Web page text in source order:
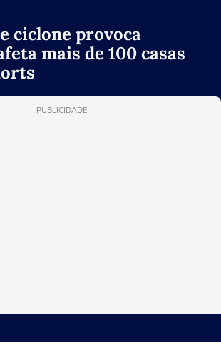
ciclone provoca
mais de 100 casas
PUBLICIDADE